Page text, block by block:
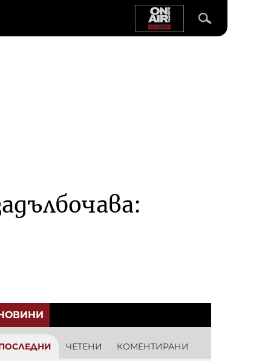
ЧЕТЕНИ КОМЕНТИРАНИ